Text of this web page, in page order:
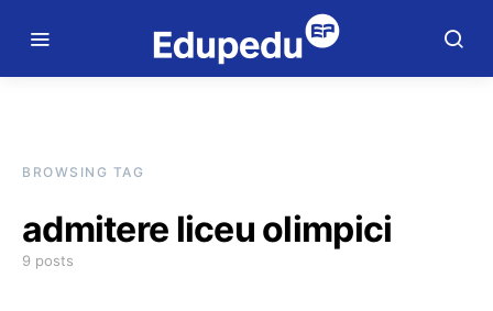
BROWSING TAG
admitere liceu olimpici
9 posts